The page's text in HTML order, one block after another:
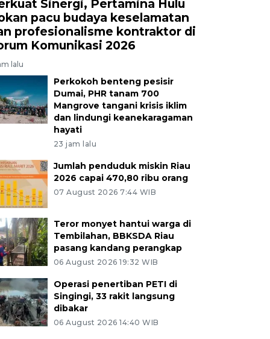
Sinergi, Pertamina Hulu
pacu budaya keselamatan
profesionalisme kontraktor di
Komunikasi 2026
lalu
Perkokoh benteng pesisir
Dumai, PHR tanam 700
Mangrove tangani krisis iklim
dan lindungi keanekaragaman
hayati
23 jam lalu
Jumlah penduduk miskin Riau
2026 capai 470,80 ribu orang
07 August 2026 7:44 WIB
Teror monyet hantui warga di
Tembilahan, BBKSDA Riau
pasang kandang perangkap
06 August 2026 19:32 WIB
Operasi penertiban PETI di
Singingi, 33 rakit langsung
dibakar
06 August 2026 14:40 WIB